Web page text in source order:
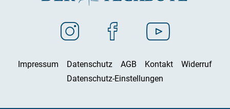
Impressum Datenschutz AGB Kontakt
Widerruf
Datenschutz-Einstellungen